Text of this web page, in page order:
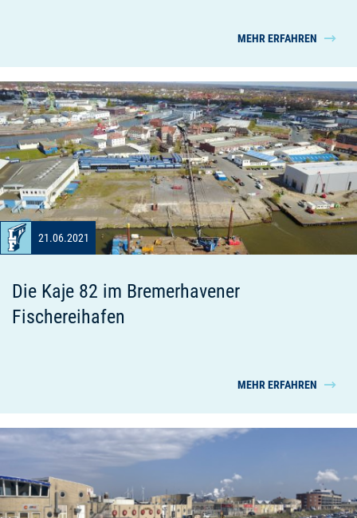
MEHR ERFAHREN
21.06.2021
Die Kaje 82 im Bremerhavener
Fischereihafen
MEHR ERFAHREN